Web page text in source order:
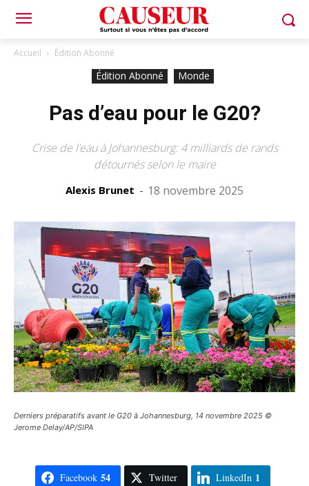
Accueil Édition Abonné
Édition Abonné Monde
Pas d’eau pour le G20?
Crise de l’eau à Johannesburg: 4 milliards de rands
détournés selon le maire
Alexis Brunet - 18 novembre 2025
Derniers préparatifs avant le G20 à Johannesburg, 14 novembre 2025 ©
Jerome Delay/AP/SIPA
Facebook 54 Twitter LinkedIn 1